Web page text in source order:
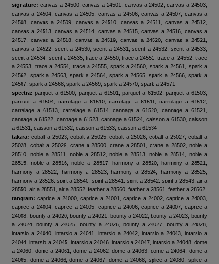
signature: canvas a 24500, canvas a 24501, canvas a 24502, canvas a 24503,
canvas a 24504, canvas a 24505, canvas a 24506, canvas a 24507, canvas a
24508, canvas a 24509, canvas a 24510, canvas a 24511, canvas a 24512,
canvas a 24513, canvas a 24514, canvas a 24515, canvas a 24516, canvas a
24517, canvas a 24518, canvas a 24519, canvas a 24520, canvas a 24521,
canvas a 24522, scent a 24530, scent a 24531, scent a 24532, scent a 24533,
scent a 24534, scent a 24535, trace a 24550, trace a 24551, trace a 24552, trace
a 24553, trace a 24554, trace a 24555, spark a 24560, spark a 24561, spark a
24562, spark a 24563, spark a 24564, spark a 24565, spark a 24566, spark a
24567, spark a 24568, spark a 24569, spark a 24570, spark a 24571
spectra: parquet a 61500, parquet a 61501, parquet a 61502, parquet a 61503,
parquet a 61504, carrelage a 61510, carrelage a 61511, carrelage a 61512,
carrelage a 61513, carrelage a 61514, cannage a 61520, cannage a 61521,
cannage a 61522, cannage a 61523, cannage a 61524, caisson a 61530, caisson
a 61531, caisson a 61532, caisson a 61533, caisson a 61534
takara: cobalt a 25023, cobalt a 25025, cobalt a 25026, cobalt a 25027, cobalt a
25028, cobalt a 25029, crane a 28500, crane a 28501, crane a 28502, noble a
28510, noble a 28511, noble a 28512, noble a 28513, noble a 28514, noble a
28515, noble a 28516, noble a 28517, harmony a 28520, harmony a 28521,
harmony a 28522, harmony a 28523, harmony a 28524, harmony a 28525,
harmony a 28526, spirit a 28540, spirit a 28541, spirit a 28542, spirit a 28543, air a
28550, air a 28551, air a 28552, feather a 28560, feather a 28561, feather a 28562
tangram: caprice a 24000, caprice a 24001, caprice a 24002, caprice a 24003,
caprice a 24004, caprice a 24005, caprice a 24006, caprice a 24007, caprice a
24008, bounty a 24020, bounty a 24021, bounty a 24022, bounty a 24023, bounty
a 24024, bounty a 24025, bounty a 24026, bounty a 24027, bounty a 24028,
intarsio a 24040, intarsio a 24041, intarsio a 24042, intarsio a 24043, intarsio a
24044, intarsio a 24045, intarsio a 24046, intarsio a 24047, intarsio a 24048, dome
a 24060, dome a 24061, dome a 24062, dome a 24063, dome a 24064, dome a
24065, dome a 24066, dome a 24067, dome a 24068, splice a 24080, splice a